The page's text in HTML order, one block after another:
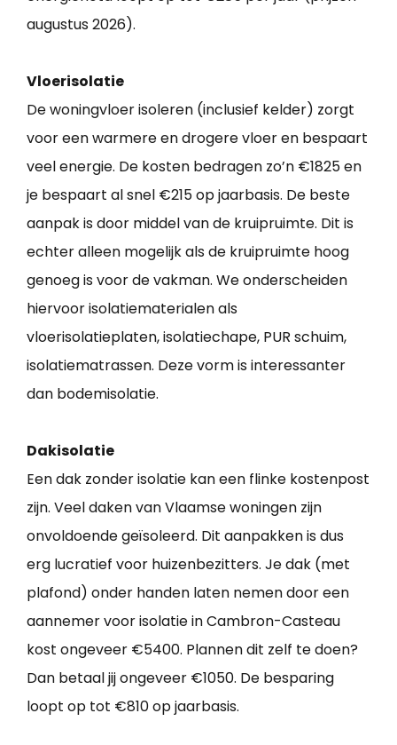
augustus 2026).
Vloerisolatie
De woningvloer isoleren (inclusief kelder) zorgt
voor een warmere en drogere vloer en bespaart
veel energie. De kosten bedragen zo’n €1825 en
je bespaart al snel €215 op jaarbasis. De beste
aanpak is door middel van de kruipruimte. Dit is
echter alleen mogelijk als de kruipruimte hoog
genoeg is voor de vakman. We onderscheiden
hiervoor isolatiematerialen als
vloerisolatieplaten, isolatiechape, PUR schuim,
isolatiematrassen. Deze vorm is interessanter
dan bodemisolatie.
Dakisolatie
Een dak zonder isolatie kan een flinke kostenpost
zijn. Veel daken van Vlaamse woningen zijn
onvoldoende geïsoleerd. Dit aanpakken is dus
erg lucratief voor huizenbezitters. Je dak (met
plafond) onder handen laten nemen door een
aannemer voor isolatie in Cambron-Casteau
kost ongeveer €5400. Plannen dit zelf te doen?
Dan betaal jij ongeveer €1050. De besparing
loopt op tot €810 op jaarbasis.